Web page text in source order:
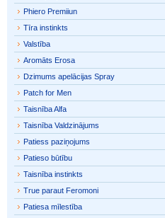
Phiero Premiiun
Tīra instinkts
Valstība
Aromāts Erosa
Dzimums apelācijas Spray
Patch for Men
Taisnība Alfa
Taisnība Valdzinājums
Patiess paziņojums
Patieso būtību
Taisnība instinkts
True paraut Feromoni
Patiesa mīlestība